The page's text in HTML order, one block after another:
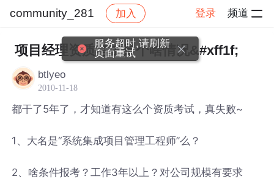
community_281 加入 登录 频道
社区 community_281 帖子详情
项目经理资质考试是个啥情况&#xff1f;
btlyeo
2010-11-18
都干了5年了，才知道有这么个资质考试，真失败~
1、大名是“系统集成项目管理工程师”么？
2、啥条件报考？工作3年以上？对公司规模有要求
服务超时,请刷新
页面重试